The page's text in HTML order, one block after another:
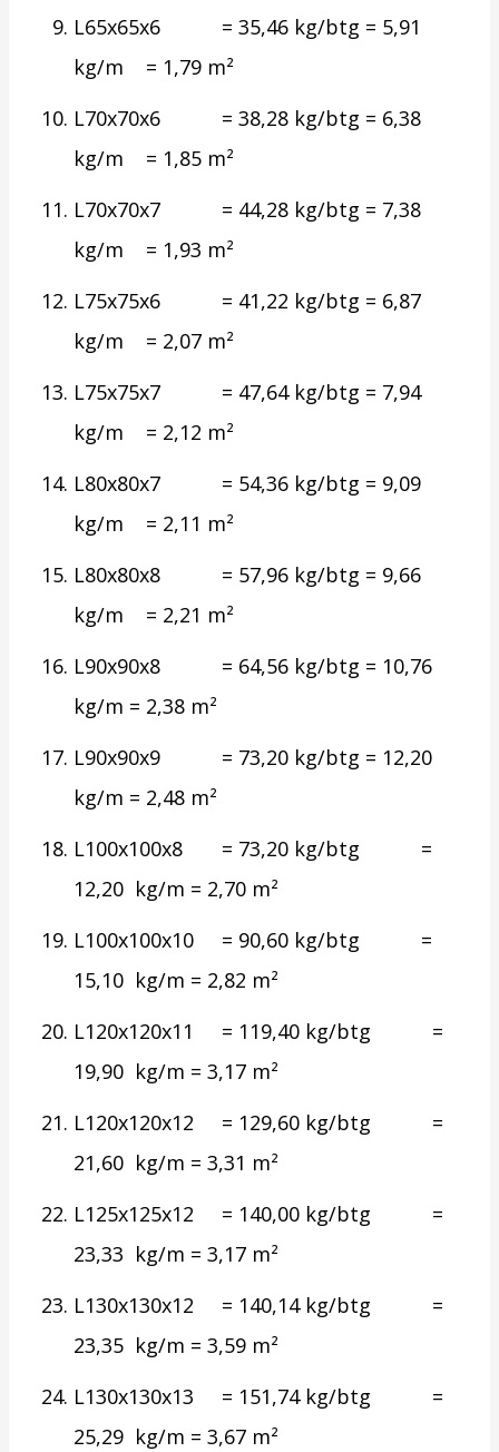
L65x65x6 = 35,46 kg/btg = 5,91
kg/m = 1,79 m²
L70x70x6 = 38,28 kg/btg = 6,38
kg/m = 1,85 m²
L70x70x7 = 44,28 kg/btg = 7,38
kg/m = 1,93 m²
L75x75x6 = 41,22 kg/btg = 6,87
kg/m = 2,07 m²
L75x75x7 = 47,64 kg/btg = 7,94
kg/m = 2,12 m²
L80x80x7 = 54,36 kg/btg = 9,09
kg/m = 2,11 m²
L80x80x8 = 57,96 kg/btg = 9,66
kg/m = 2,21 m²
L90x90x8 = 64,56 kg/btg = 10,76
kg/m = 2,38 m²
L90x90x9 = 73,20 kg/btg = 12,20
kg/m = 2,48 m²
L100x100x8 = 73,20 kg/btg =
12,20 kg/m = 2,70 m²
L100x100x10 = 90,60 kg/btg =
15,10 kg/m = 2,82 m²
L120x120x11 = 119,40 kg/btg =
19,90 kg/m = 3,17 m²
L120x120x12 = 129,60 kg/btg =
21,60 kg/m = 3,31 m²
L125x125x12 = 140,00 kg/btg =
23,33 kg/m = 3,17 m²
L130x130x12 = 140,14 kg/btg =
23,35 kg/m = 3,59 m²
L130x130x13 = 151,74 kg/btg =
25,29 kg/m = 3,67 m²